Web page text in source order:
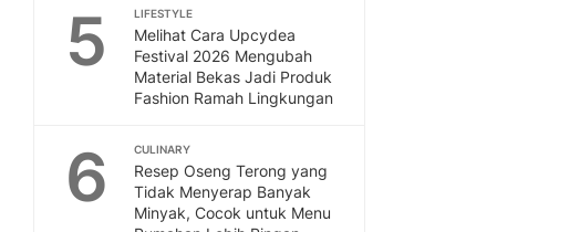
5 LIFESTYLE
Melihat Cara Upcydea
Festival 2026 Mengubah
Material Bekas Jadi Produk
Fashion Ramah Lingkungan
6 CULINARY
Resep Oseng Terong yang
Tidak Menyerap Banyak
Minyak, Cocok untuk Menu